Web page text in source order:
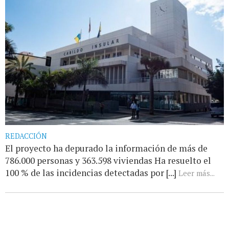
REDACCIÓN
El proyecto ha depurado la información de más de
786.000 personas y 363.598 viviendas Ha resuelto el
100 % de las incidencias detectadas por [...] Leer más...